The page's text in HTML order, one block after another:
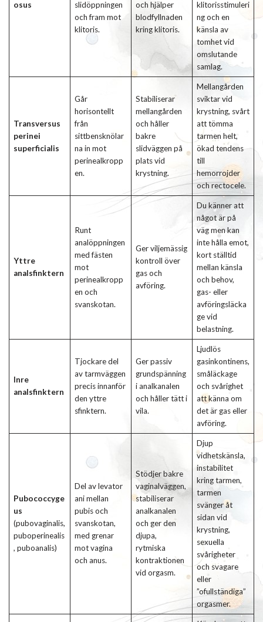
osus
slidöppningen
och fram mot
klitoris.
och hjälper
blodfyllnaden
kring klitoris.
klitorisstimuleri
ng och en
känsla av
tomhet vid
omslutande
samlag.
Transversus
perinei
superficialis
Går
horisontellt
från
sittbensknölar
na in mot
perinealkropp
en.
Stabiliserar
mellangården
och håller
bakre
slidväggen på
plats vid
krystning.
Mellangården
sviktar vid
krystning, svårt
att tömma
tarmen helt,
ökad tendens
till
hemorrojder
och rectocele.
Yttre
analsfinktern
Runt
analöppningen
med fästen
mot
perinealkropp
en och
svanskotan.
Ger viljemässig
kontroll över
gas och
avföring.
Du känner att
något är på
väg men kan
inte hålla emot,
kort ställtid
mellan känsla
och behov,
gas- eller
avföringsläcka
ge vid
belastning.
Inre
analsfinktern
Tjockare del
av tarmväggen
precis innanför
den yttre
sfinktern.
Ger passiv
grundspänning
i analkanalen
och håller tätt i
vila.
Ljudlös
gasinkontinens,
småläckage
och svårighet
att känna om
det är gas eller
avföring.
Pubococcyge
us
(pubovaginalis,
puboperinealis
, puboanalis)
Del av levator
ani mellan
pubis och
svanskotan,
med grenar
mot vagina
och anus.
Stödjer bakre
vaginalväggen,
stabiliserar
analkanalen
och ger den
djupa,
rytmiska
kontraktionen
vid orgasm.
Djup
vidhetskänsla,
instabilitet
kring tarmen,
tarmen
svänger åt
sidan vid
krystning,
sexuella
svårigheter
och svagare
eller
”ofullständiga”
orgasmer.